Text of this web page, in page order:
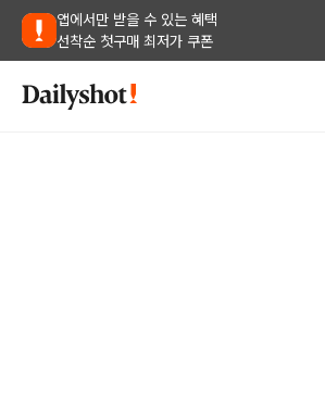
앱에서만 받을 수 있는 혜택
선착순 첫구매 최저가 쿠폰